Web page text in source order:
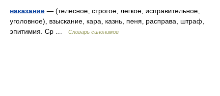
наказание — (телесное, строгое, легкое, исправительное,
уголовное), взыскание, кара, казнь, пеня, расправа, штраф,
эпитимия. Ср …
Словарь синонимов